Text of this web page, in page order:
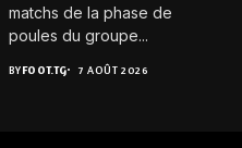
matchs de la phase de
poules du groupe...
BYFOOT.TG 7 AOÛT 2026